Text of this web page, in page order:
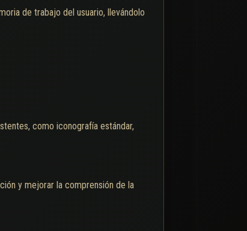
de trabajo del usuario, llevándolo
como iconografía estándar,
y mejorar la comprensión de la